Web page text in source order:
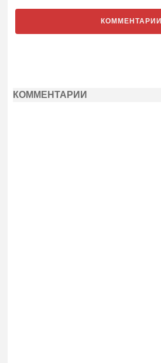
КОММЕНТАРИИ
КОММЕНТАРИИ